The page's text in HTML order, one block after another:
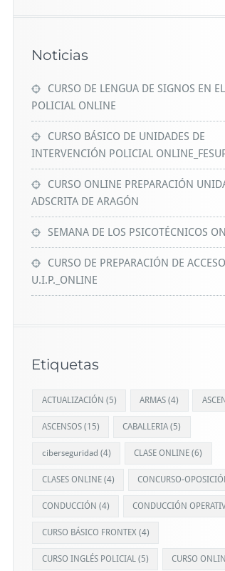
Noticias
CURSO DE LENGUA DE SIGNOS EN
POLICIAL ONLINE
CURSO BÁSICO DE UNIDADES DE
INTERVENCIÓN POLICIAL
CURSO ONLINE PREPARACIÓN
ADSCRITA DE ARAGÓN
SEMANA DE LOS PSICOTÉCNICOS
CURSO DE PREPARACIÓN DE
U.I.P._ONLINE
Etiquetas
ACTUALIZACIÓN (5) ARMAS (4)
ASCENSOS(15) CABALLERIA (5)
ciberseguridad (4) CLASE ONLINE (6)
CLASES ONLINE(4) CONCURSO-
CONDUCCIÓN (4) CONDUCCIÓN
CURSO BÁSICO FRONTEX(4)
CURSO INGLÉS POLICIAL(5) CURSO